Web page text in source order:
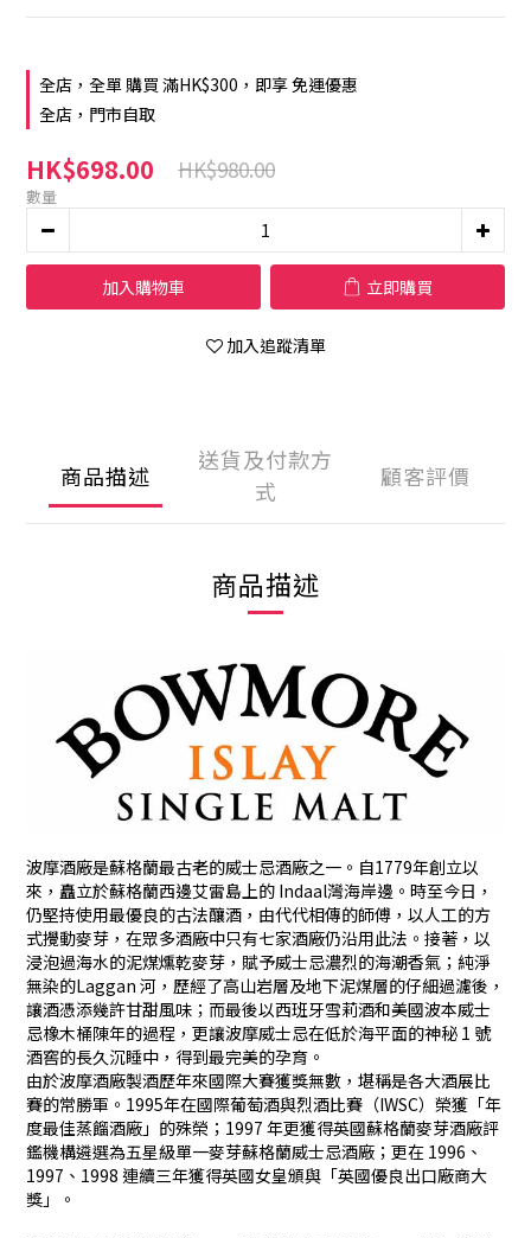
全店，全單 購買 滿HK$300，即享 免運優惠
全店，門市自取
HK$698.00 HK$980.00
數量
加入購物車 立即購買
加入追蹤清單
商品描述
送貨及付款方
式
顧客評價
商品描述
波摩酒廠是蘇格蘭最古老的威士忌酒廠之一。自1779年創立以
來，矗立於蘇格蘭西邊艾雷島上的 Indaal灣海岸邊。時至今日，
仍堅持使用最優良的古法釀酒，由代代相傳的師傅，以人工的方
式攪動麥芽，在眾多酒廠中只有七家酒廠仍沿用此法。接著，以
浸泡過海水的泥煤燻乾麥芽，賦予威士忌濃烈的海潮香氣；純淨
無染的Laggan 河，歷經了高山岩層及地下泥煤層的仔細過濾後，
讓酒憑添幾許甘甜風味；而最後以西班牙雪莉酒和美國波本威士
忌橡木桶陳年的過程，更讓波摩威士忌在低於海平面的神秘 1 號
酒窖的長久沉睡中，得到最完美的孕育。
由於波摩酒廠製酒歷年來國際大賽獲獎無數，堪稱是各大酒展比
賽的常勝軍。1995年在國際葡萄酒與烈酒比賽（IWSC）榮獲「年
度最佳蒸餾酒廠」的殊榮；1997 年更獲得英國蘇格蘭麥芽酒廠評
鑑機構遴選為五星級單一麥芽蘇格蘭威士忌酒廠；更在 1996、
1997、1998 連續三年獲得英國女皇頒與「英國優良出口廠商大
獎」。